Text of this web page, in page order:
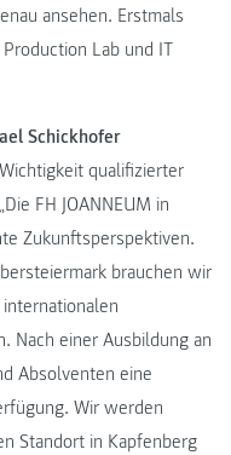
ansehen. Erstmals
Lab und IT
Schickhofer
qualifizierter
FH JOANNEUM in
Zukunftsperspektiven.
brauchen wir
Nach einer Ausbildung an
Absolventen eine
Wir werden
Standort in Kapfenberg